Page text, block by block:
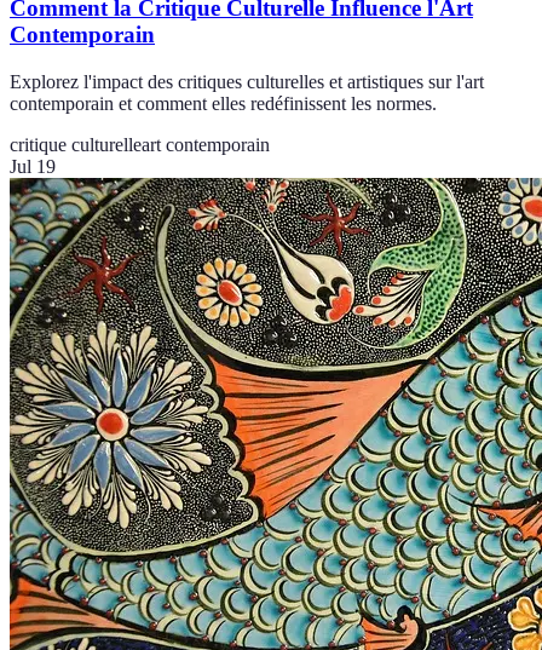
Comment la Critique Culturelle Influence l'Art
Contemporain
Explorez l'impact des critiques culturelles et artistiques sur l'art
contemporain et comment elles redéfinissent les normes.
critique culturelleart contemporain
Jul 19